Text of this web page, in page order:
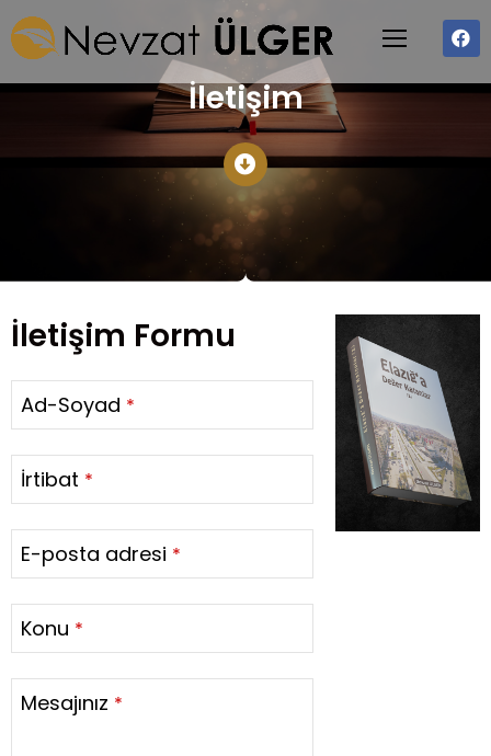
İletişim
İletişim Formu
Ad-Soyad *
İrtibat *
E-posta adresi *
Konu *
Mesajınız *